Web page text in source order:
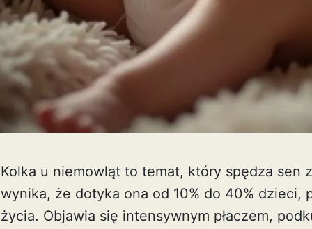
Kolka u niemowląt to temat, który spędza sen
wynika, że dotyka ona od 10% do 40% dzieci,
życia. Objawia się intensywnym płaczem,